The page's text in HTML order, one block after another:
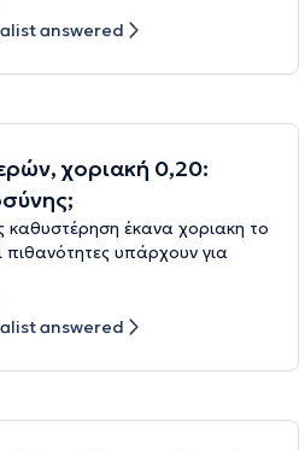
answered
χοριακή 0,20:
έκανα χοριακη το
υπάρχουν για
answered